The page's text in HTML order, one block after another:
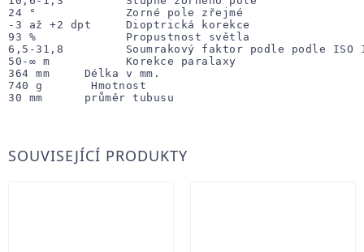
24 °             Zorné pole zřejmé
-3 až +2 dpt     Dioptrická korekce
93 %             Propustnost světla
6,5-31,8         Soumrakový faktor podle podle ISO
50-∞ m           Korekce paralaxy
364 mm     Délka v mm.
740 g       Hmotnost
30 mm      průměr tubusu
SOUVISEJÍCÍ PRODUKTY